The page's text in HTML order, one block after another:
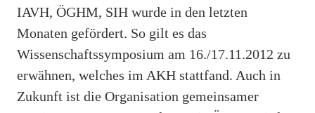
IAVH, ÖGHM, SIH wurde in den letzten
Monaten gefördert. So gilt es das
Wissenschaftssymposium am 16./17.11.2012 zu
erwähnen, welches im AKH stattfand. Auch in
Zukunft ist die Organisation gemeinsamer